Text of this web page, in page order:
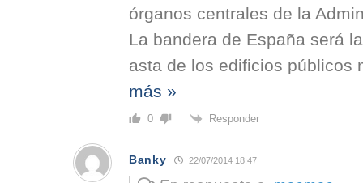
órganos centrales de la
La bandera de España será
asta de los edificios públicos
más »
0 Responder
Banky 22/07/2014 18:47